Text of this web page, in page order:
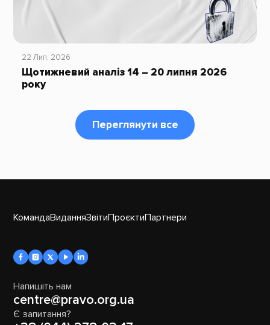
22 Лип, 2026
Щотижневий аналіз 14 – 20 липня 2026
року
Переглянути все
КомандаВиданняЗвітиПроєктиПартнери
Напишіть нам
centre@pravo.org.ua
Є запитання?